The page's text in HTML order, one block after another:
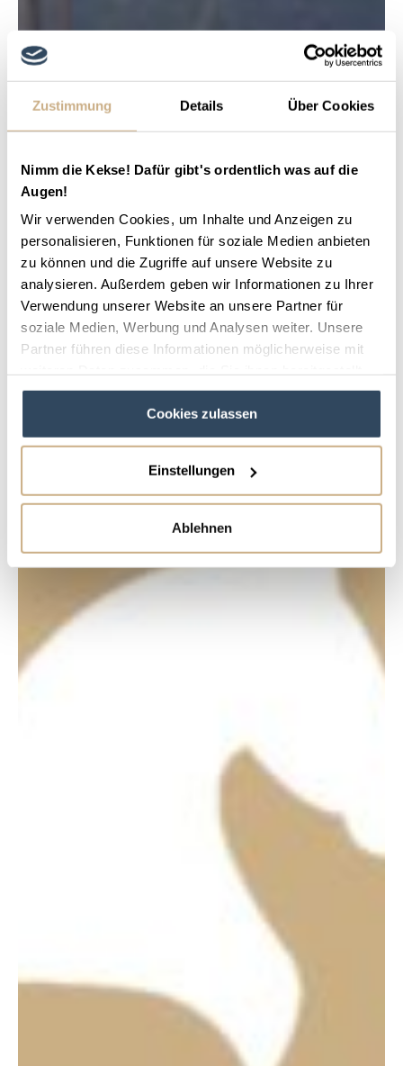
Zustimmung Details Über Cookies
Nimm die Kekse! Dafür gibt's ordentlich was auf die
Augen!
Wir verwenden Cookies, um Inhalte und Anzeigen zu
personalisieren, Funktionen für soziale Medien anbieten
zu können und die Zugriffe auf unsere Website zu
analysieren. Außerdem geben wir Informationen zu Ihrer
Verwendung unserer Website an unsere Partner für
soziale Medien, Werbung und Analysen weiter. Unsere
Partner führen diese Informationen möglicherweise mit
haben oder die sie im Rahmen Ihrer Nutzung der Dienste
Cookies zulassen
Einstellungen
Ablehnen